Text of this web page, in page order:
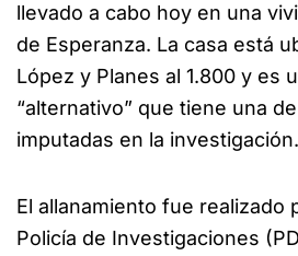
llevado a cabo hoy en una
de Esperanza. La casa está
López y Planes al 1.800 y es
“alternativo” que tiene una
imputadas en la investigación.
El allanamiento fue realizado
Policía de Investigaciones